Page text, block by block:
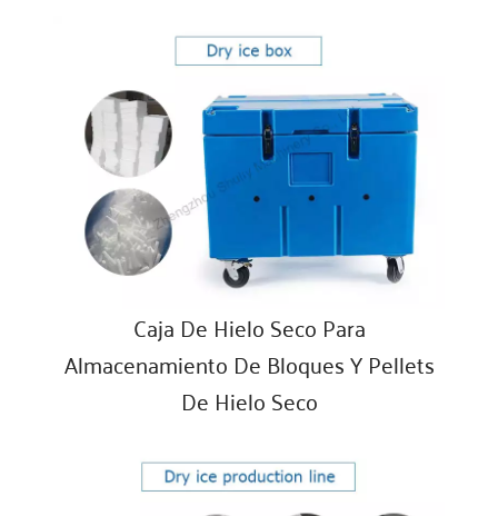
Caja De Hielo Seco Para
Almacenamiento De Bloques Y Pellets
De Hielo Seco